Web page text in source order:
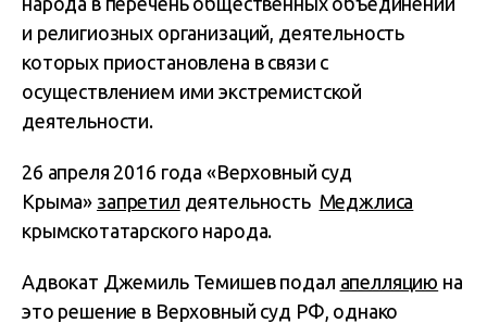
и религиозных организаций, деятельность
которых приостановлена в связи с
осуществлением ими экстремистской
деятельности.
26 апреля 2016 года «Верховный суд
Крыма» запретил деятельность Меджлиса
крымскотатарского народа.
Адвокат Джемиль Темишев подал апелляцию на
это решение в Верховный суд РФ, однако